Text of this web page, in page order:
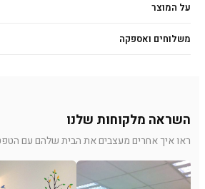
על המוצר
משלוחים ואספקה
השראה מלקוחות שלנו
ראו איך אחרים מעצבים את הבית שלהם עם